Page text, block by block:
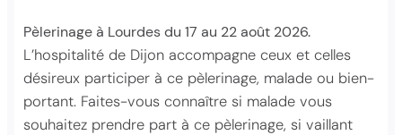
Pèlerinage à Lourdes du 17 au 22 août 2026.
L’hospitalité de Dijon accompagne ceux et celles
désireux participer à ce pèlerinage, malade ou bien-
portant. Faites-vous connaître si malade vous
souhaitez prendre part à ce pèlerinage, si vaillant